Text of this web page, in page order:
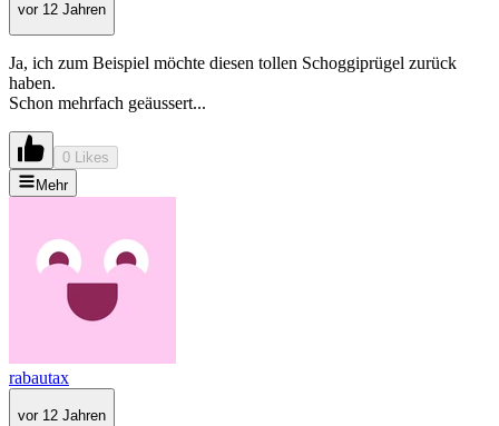
vor 12 Jahren
Ja, ich zum Beispiel möchte diesen tollen Schoggiprügel zurück
haben.
Schon mehrfach geäussert...
0 Likes
Mehr
rabautax
vor 12 Jahren